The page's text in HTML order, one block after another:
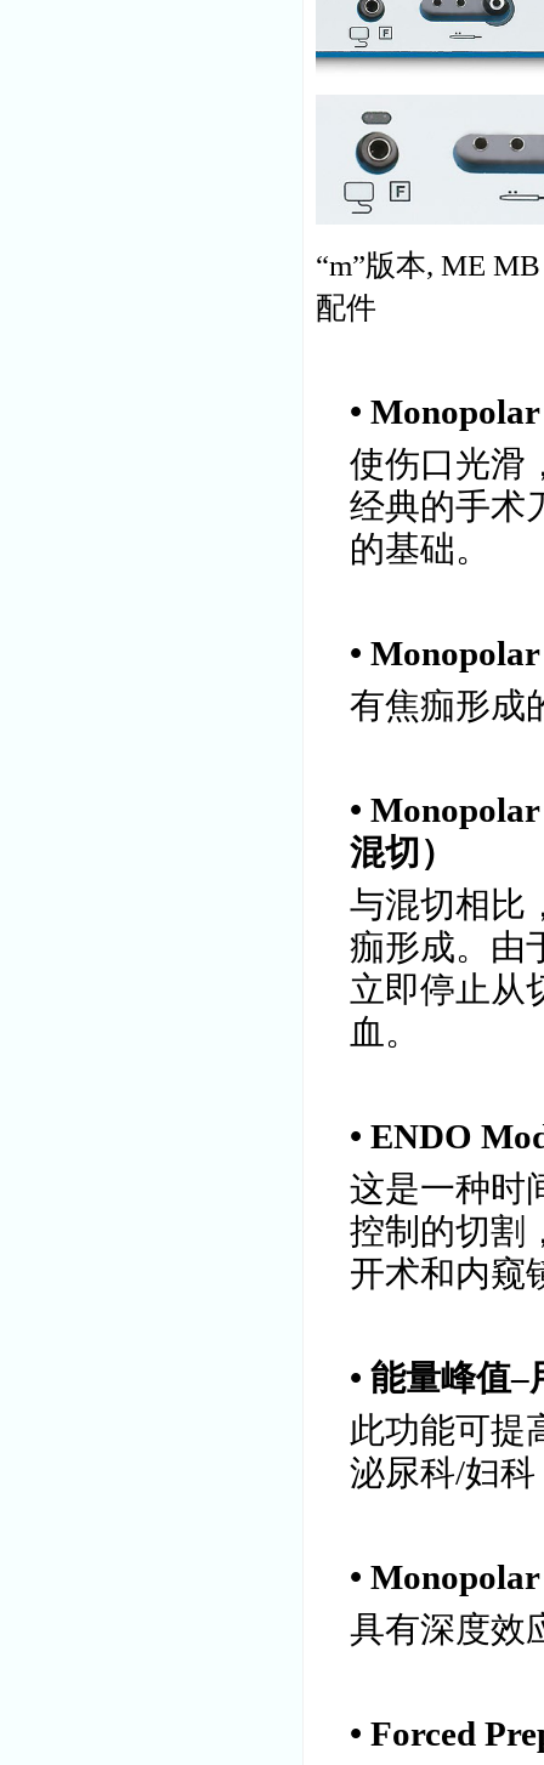
“m”版本, ME
配件
•
使伤口光滑
经典的手术
的基础。
•
有焦痂形成
•
混切）
与混切相比
痂形成。由
立即停止从
血。
• ENDO
这是一种时
控制的切割
开术和内窥
• 能量峰值
此功能可提
泌尿科/妇
•
具有深度效
• Forced